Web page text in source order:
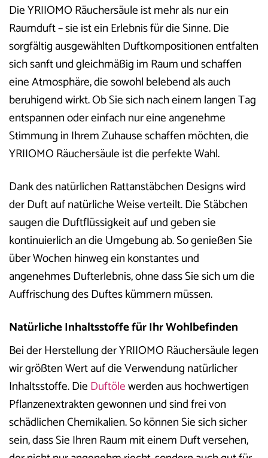
Die YRIIOMO Räuchersäule ist mehr als nur ein
Raumduft – sie ist ein Erlebnis für die Sinne. Die
sorgfältig ausgewählten Duftkompositionen entfalten
sich sanft und gleichmäßig im Raum und schaffen
eine Atmosphäre, die sowohl belebend als auch
beruhigend wirkt. Ob Sie sich nach einem langen Tag
entspannen oder einfach nur eine angenehme
Stimmung in Ihrem Zuhause schaffen möchten, die
YRIIOMO Räuchersäule ist die perfekte Wahl.
Dank des natürlichen Rattanstäbchen Designs wird
der Duft auf natürliche Weise verteilt. Die Stäbchen
saugen die Duftflüssigkeit auf und geben sie
kontinuierlich an die Umgebung ab. So genießen Sie
über Wochen hinweg ein konstantes und
angenehmes Dufterlebnis, ohne dass Sie sich um die
Auffrischung des Duftes kümmern müssen.
Natürliche Inhaltsstoffe für Ihr Wohlbefinden
Bei der Herstellung der YRIIOMO Räuchersäule legen
wir größten Wert auf die Verwendung natürlicher
Inhaltsstoffe. DieDuftölewerden aus hochwertigen
Pflanzenextrakten gewonnen und sind frei von
schädlichen Chemikalien. So können Sie sich sicher
sein, dass Sie Ihren Raum mit einem Duft versehen,